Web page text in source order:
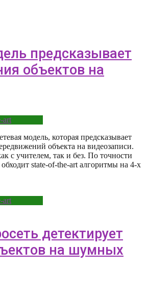
предсказывает
объектов на
art
модель, которая предсказывает
объекта на видеозаписи.
с учителем, так и без. По точности
state-of-the-art алгоритмы на 4-х
art
детектирует
на шумных